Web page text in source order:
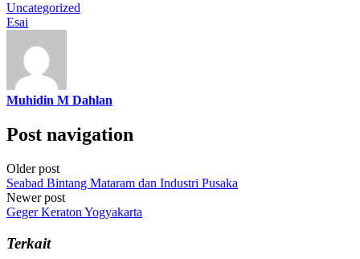
Uncategorized
Esai
Muhidin M Dahlan
Post navigation
Older post
Seabad Bintang Mataram dan Industri Pusaka
Newer post
Geger Keraton Yogyakarta
Terkait